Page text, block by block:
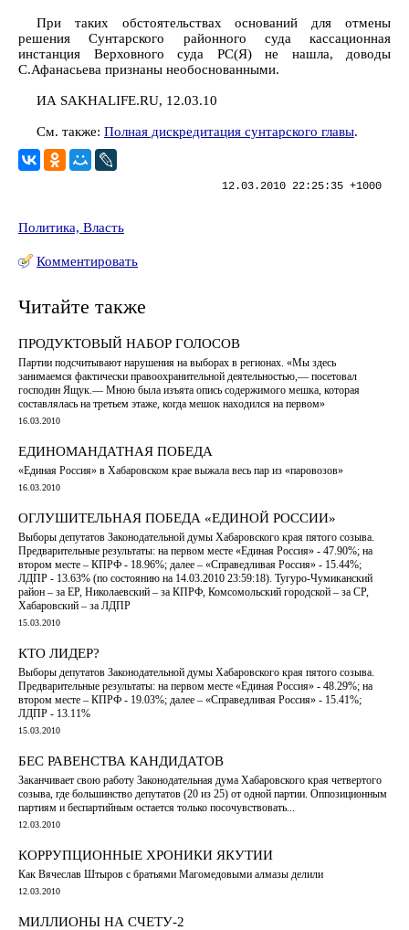
При таких обстоятельствах оснований для отмены
решения Сунтарского районного суда кассационная
инстанция Верховного суда РС(Я) не нашла, доводы
С.Афанасьева признаны необоснованными.
ИА SAKHALIFE.RU, 12.03.10
См. также: Полная дискредитация сунтарского главы.
12.03.2010 22:25:35 +1000
Политика, Власть
Комментировать
Читайте также
ПРОДУКТОВЫЙ НАБОР ГОЛОСОВ
Партии подсчитывают нарушения на выборах в регионах. «Мы здесь
занимаемся фактически правоохранительной деятельностью,— посетовал
господин Ящук.— Мною была изъята опись содержимого мешка, которая
составлялась на третьем этаже, когда мешок находился на первом»
16.03.2010
ЕДИНОМАНДАТНАЯ ПОБЕДА
«Единая Россия» в Хабаровском крае выжала весь пар из «паровозов»
16.03.2010
ОГЛУШИТЕЛЬНАЯ ПОБЕДА «ЕДИНОЙ РОССИИ»
Выборы депутатов Законодательной думы Хабаровского края пятого созыва.
Предварительные результаты: на первом месте «Единая Россия» - 47.90%; на
втором месте – КПРФ - 18.96%; далее – «Справедливая Россия» - 15.44%;
ЛДПР - 13.63% (по состоянию на 14.03.2010 23:59:18). Тугуро-Чумиканский
район – за ЕР, Николаевский – за КПРФ, Комсомольский городской – за СР,
Хабаровский – за ЛДПР
15.03.2010
КТО ЛИДЕР?
Выборы депутатов Законодательной думы Хабаровского края пятого созыва.
Предварительные результаты: на первом месте «Единая Россия» - 48.29%; на
втором месте – КПРФ - 19.03%; далее – «Справедливая Россия» - 15.41%;
ЛДПР - 13.11%
15.03.2010
БЕС РАВЕНСТВА КАНДИДАТОВ
Заканчивает свою работу Законодательная дума Хабаровского края четвертого
созыва, где большинство депутатов (20 из 25) от одной партии. Оппозиционным
партиям и беспартийным остается только посочувствовать...
12.03.2010
КОРРУПЦИОННЫЕ ХРОНИКИ ЯКУТИИ
Как Вячеслав Штыров с братьями Магомедовыми алмазы делили
12.03.2010
МИЛЛИОНЫ НА СЧЕТУ-2